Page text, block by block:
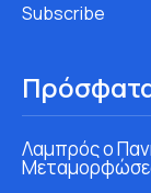
Subscribe
Λαμπρός ο